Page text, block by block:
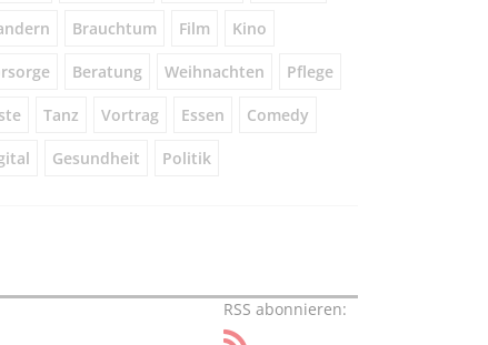
Brauchtum Film Kino
Beratung Weihnachten Pflege
Tanz Vortrag Essen Comedy
Gesundheit Politik
RSS abonnieren: